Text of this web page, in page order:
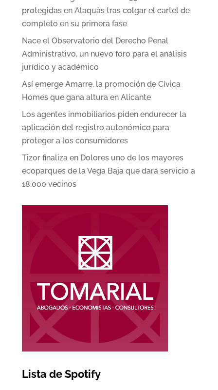
protegidas en Alaquàs tras colgar el cartel de
completo en su primera fase
Nace el Observatorio del Derecho Penal
Administrativo, un nuevo foro para el análisis
jurídico y académico
Así emerge Amarre, la promoción de Cívica
Homes que gana altura en Alicante
Los agentes inmobiliarios piden endurecer la
aplicación del registro autonómico para
proteger a los consumidores
Tizor finaliza en Dolores uno de los mayores
ecoparques de la Vega Baja que dará servicio a
18.000 vecinos
Lista de Spotify